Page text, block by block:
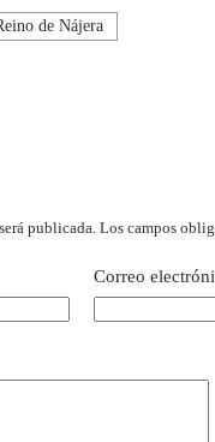
de Nájera
publicada. Los campos
Correo